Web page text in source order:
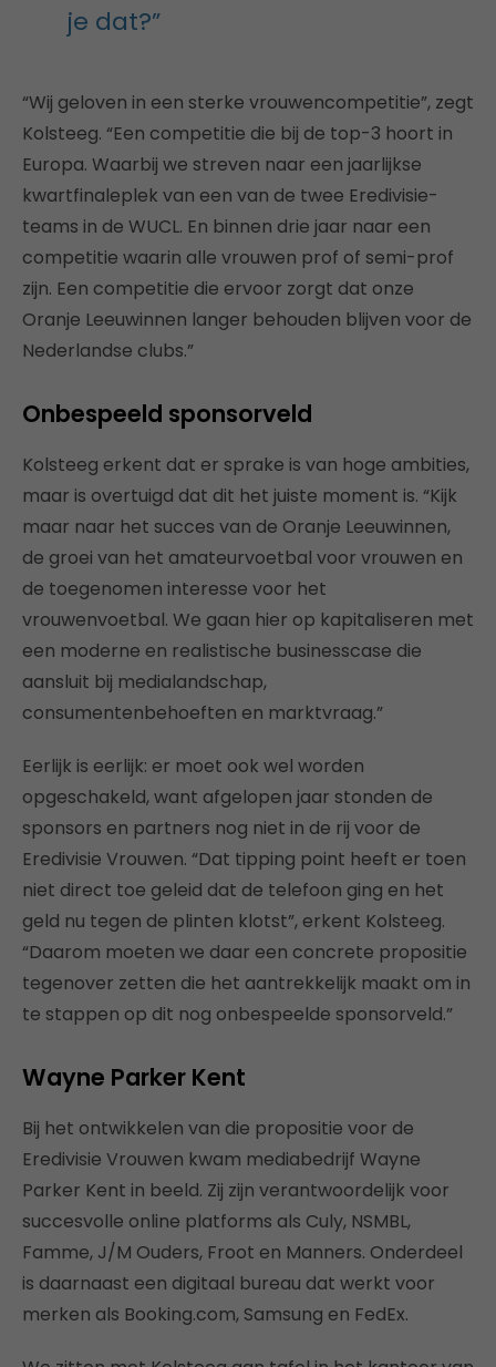
je dat?”
“Wij geloven in een sterke vrouwencompetitie”, zegt
Kolsteeg. “Een competitie die bij de top-3 hoort in
Europa. Waarbij we streven naar een jaarlijkse
kwartfinaleplek van een van de twee Eredivisie-
teams in de WUCL. En binnen drie jaar naar een
competitie waarin alle vrouwen prof of semi-prof
zijn. Een competitie die ervoor zorgt dat onze
Oranje Leeuwinnen langer behouden blijven voor de
Nederlandse clubs.”
Onbespeeld sponsorveld
Kolsteeg erkent dat er sprake is van hoge ambities,
maar is overtuigd dat dit het juiste moment is. “Kijk
maar naar het succes van de Oranje Leeuwinnen,
de groei van het amateurvoetbal voor vrouwen en
de toegenomen interesse voor het
vrouwenvoetbal. We gaan hier op kapitaliseren met
een moderne en realistische businesscase die
aansluit bij medialandschap,
consumentenbehoeften en marktvraag.”
Eerlijk is eerlijk: er moet ook wel worden
opgeschakeld, want afgelopen jaar stonden de
sponsors en partners nog niet in de rij voor de
Eredivisie Vrouwen. “Dat tipping point heeft er toen
niet direct toe geleid dat de telefoon ging en het
geld nu tegen de plinten klotst”, erkent Kolsteeg.
“Daarom moeten we daar een concrete propositie
tegenover zetten die het aantrekkelijk maakt om in
te stappen op dit nog onbespeelde sponsorveld.”
Wayne Parker Kent
Bij het ontwikkelen van die propositie voor de
Eredivisie Vrouwen kwam mediabedrijf Wayne
Parker Kent in beeld. Zij zijn verantwoordelijk voor
succesvolle online platforms als Culy, NSMBL,
Famme, J/M Ouders, Froot en Manners. Onderdeel
is daarnaast een digitaal bureau dat werkt voor
merken als Booking.com, Samsung en FedEx.